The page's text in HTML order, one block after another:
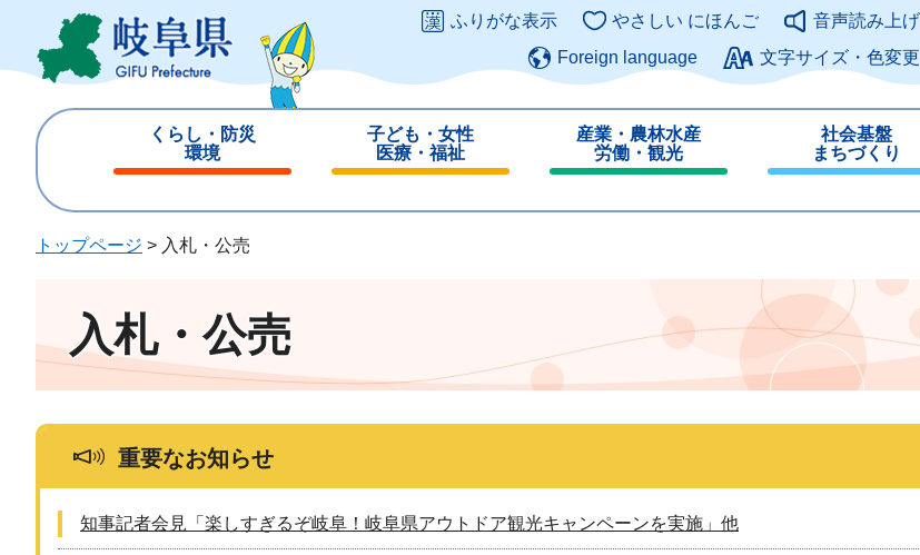
ジ
ュ
このページの本文へ
ふりがな表示 やさしい にほんご
音声読み上げ
Foreign language
文字サイズ・色変更
くらし・防災
環境
じ
子ども・女性
医療・福祉
じ
産業・農林水産
労働・観光
じ
社会基盤
まちづくり
じ
トップページ > 入札・公売
入札・公売
重要なお知らせ
知事記者会見「楽しすぎるぞ岐阜！岐阜県アウトドア観光キャンペーンを実施」他